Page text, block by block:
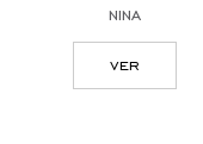
nina
ver